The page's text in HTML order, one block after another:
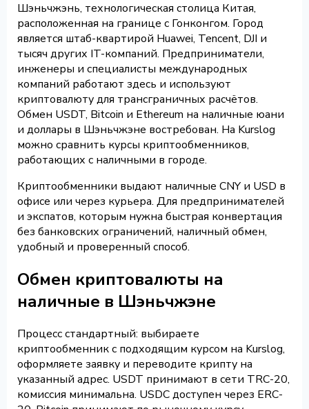
Шэньчжэнь, технологическая столица Китая,
расположенная на границе с Гонконгом. Город
является штаб-квартирой Huawei, Tencent, DJI и
тысяч других IT-компаний. Предприниматели,
инженеры и специалисты международных
компаний работают здесь и используют
криптовалюту для трансграничных расчётов.
Обмен USDT, Bitcoin и Ethereum на наличные юани
и доллары в Шэньчжэне востребован. На Kurslog
можно сравнить курсы криптообменников,
работающих с наличными в городе.
Криптообменники выдают наличные CNY и USD в
офисе или через курьера. Для предпринимателей
и экспатов, которым нужна быстрая конвертация
без банковских ограничений, наличный обмен,
удобный и проверенный способ.
Обмен криптовалюты на
наличные в Шэньчжэне
Процесс стандартный: выбираете
криптообменник с подходящим курсом на Kurslog,
оформляете заявку и переводите крипту на
указанный адрес. USDT принимают в сети TRC-20,
комиссия минимальна. USDC доступен через ERC-